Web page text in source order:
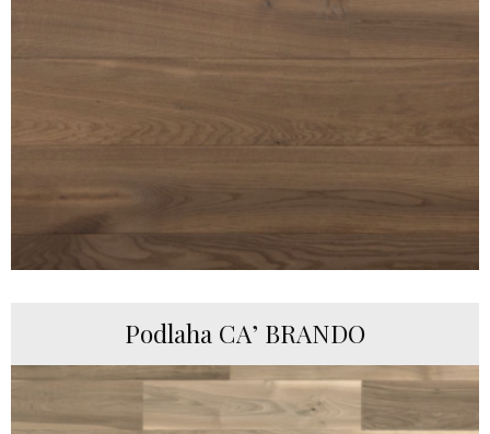
Podlaha CA’ BRANDO